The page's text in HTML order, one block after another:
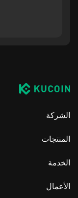
الشركة
المنتجات
الخدمة
الأعمال